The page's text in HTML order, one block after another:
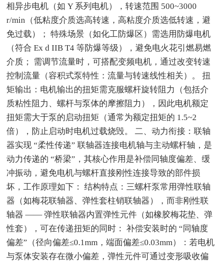
相异步电机（如 Y 系列电机），转速范围 500~3000
r/min（低粘度介质选高转速，高粘度介质选低转速，避
免过载）； 特殊场景（如化工防爆区）需选用防爆电机
（符合 Ex d IIB T4 等防爆等级），避免电火花引燃易燃
介质； 需调节流量时，可搭配变频电机，通过改变转速
控制流量（容积式泵特性：流量与转速线性相关）。 扭
矩输出：电机输出的扭矩需克服螺杆旋转阻力（包括介
质粘性阻力、螺杆与泵体的摩擦阻力），因此电机额定
扭矩需大于泵的启动扭矩（通常为额定扭矩的 1.5~2
倍），防止启动时电机过载烧毁。 二、动力衔接：联轴
器实现 “柔性传递” 联轴器连接电机轴与主动螺杆轴，是
动力传递的 “桥梁”，其核心作用是补偿同轴度偏差、缓
冲振动，避免电机与螺杆直接刚性连接导致的部件损
坏，工作原理如下： 结构特点：三螺杆泵常用弹性联轴
器（如梅花联轴器、弹性套柱销联轴器），而非刚性联
轴器 —— 弹性联轴器内置弹性元件（如橡胶梅花垫、弹
性套），可在传递扭矩的同时： 补偿安装时的 “同轴度
偏差”（径向偏差≤0.1mm，端面偏差≤0.03mm）：若电机
与泵体安装存在微小偏差，弹性元件可通过变形吸收偏